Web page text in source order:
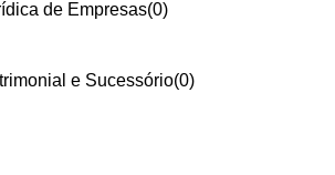
de Empresas(0)
e Sucessório(0)